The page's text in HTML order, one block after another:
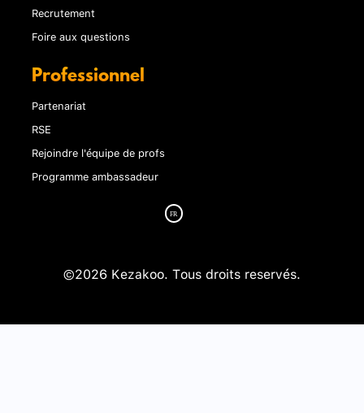
Recrutement
Foire aux questions
Professionnel
Partenariat
RSE
Rejoindre l'équipe de profs
Programme ambassadeur
©2026 Kezakoo. Tous droits reservés.